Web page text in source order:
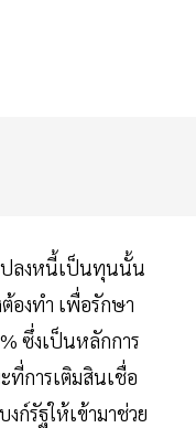
ปลงหนี้เป็นทุนนั้น
องทำ เพื่อรักษา
ซึ่งเป็นหลักการ
ที่การเติมสินเชื่อ
ก์รัฐให้เข้ามาช่วย